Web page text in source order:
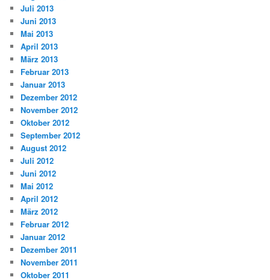
Juli 2013
Juni 2013
Mai 2013
April 2013
März 2013
Februar 2013
Januar 2013
Dezember 2012
November 2012
Oktober 2012
September 2012
August 2012
Juli 2012
Juni 2012
Mai 2012
April 2012
März 2012
Februar 2012
Januar 2012
Dezember 2011
November 2011
Oktober 2011